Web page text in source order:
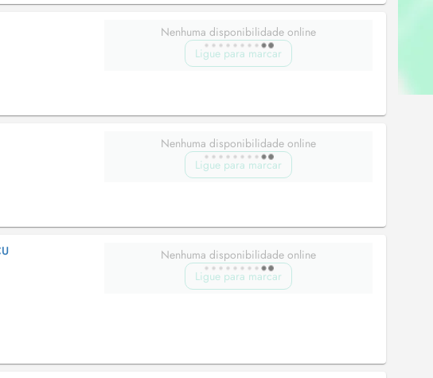
Nenhuma disponibilidade online
Ligue para marcar
Nenhuma disponibilidade online
Ligue para marcar
Nenhuma disponibilidade online
Ligue para marcar